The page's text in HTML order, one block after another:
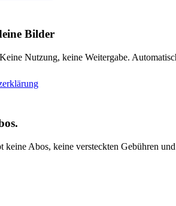
Bilder
Nutzung, keine Weitergabe.
keine Abos, keine versteckten Gebühren